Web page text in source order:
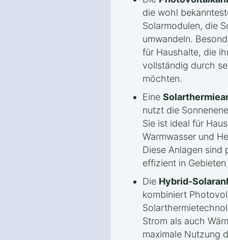
die wohl
Solarmodulen, die
umwandeln.
für Haushalte, die
vollständig durch
möchten.
Eine
nutzt die
Sie ist ideal für
Warmwasser und
Diese Anlagen sind
effizient in
Die Hybrid-
kombiniert
Strom als auch
maximale Nutzung